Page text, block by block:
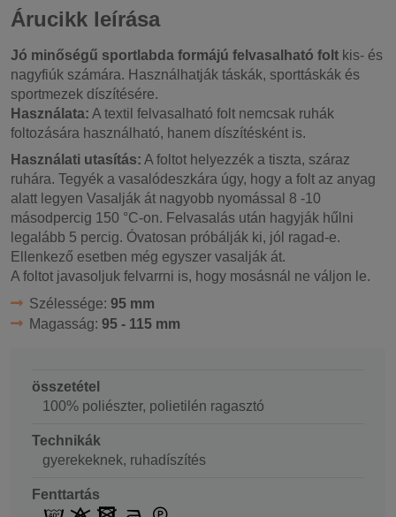
Árucikk leírása
Jó minőségű sportlabda formájú felvasalható folt kis- és
nagyfiúk számára. Használhatják táskák, sporttáskák és
sportmezek díszítésére.
Használata: A textil felvasalható folt nemcsak ruhák
foltozására használható, hanem díszítésként is.
Használati utasítás: A foltot helyezzék a tiszta, száraz
ruhára. Tegyék a vasalódeszkára úgy, hogy a folt az anyag
alatt legyen Vasalják át nagyobb nyomással 8 -10
másodpercig 150 °C-on. Felvasalás után hagyják hűlni
legalább 5 percig. Óvatosan próbálják ki, jól ragad-e.
Ellenkező esetben még egyszer vasalják át.
A foltot javasoljuk felvarrni is, hogy mosásnál ne váljon le.
Szélessége: 95 mm
Magasság: 95 - 115 mm
összetétel
100% poliészter, polietilén ragasztó
Technikák
gyerekeknek, ruhadíszítés
Fenttartás